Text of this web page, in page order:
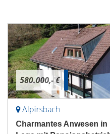
580.000,- €
Alpirsbach
Charmantes Anwesen